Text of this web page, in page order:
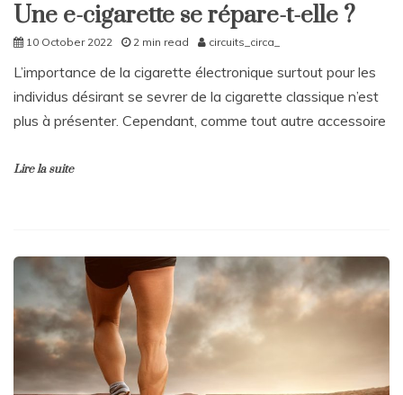
Une e-cigarette se répare-t-elle ?
10 October 2022 2 min read circuits_circa_
L’importance de la cigarette électronique surtout pour les
individus désirant se sevrer de la cigarette classique n’est
plus à présenter. Cependant, comme tout autre accessoire
Lire la suite